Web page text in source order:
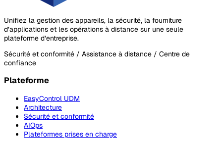
Unifiez la gestion des appareils, la sécurité, la fourniture
d’applications et les opérations à distance sur une seule
plateforme d’entreprise.
Sécurité et conformité / Assistance à distance / Centre de
confiance
Plateforme
EasyControl UDM
Architecture
Sécurité et conformité
AIOps
Plateformes prises en charge